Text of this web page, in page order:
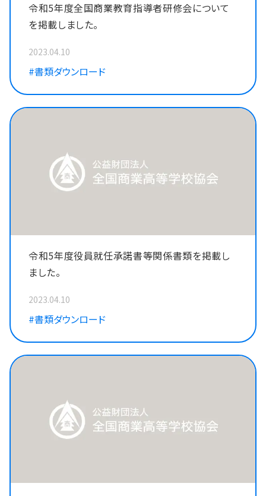
令和5年度全国商業教育指導者研修会について
を掲載しました。
2023.04.10
#書類ダウンロード
令和5年度役員就任承諾書等関係書類を掲載し
ました。
2023.04.10
#書類ダウンロード